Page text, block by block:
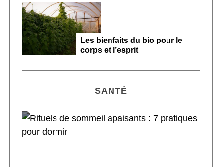
Les bienfaits du bio pour le
corps et l’esprit
SANTÉ